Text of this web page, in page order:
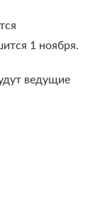
1 ноября.
ведущие